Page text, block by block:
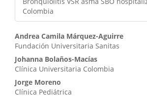
Colombia
Contenido
principal
del
artículo
Andrea Camila Márquez-Aguirre
Fundación Universitaria Sanitas
Johanna Bolaños-Macías
Clínica Universitaria Colombia
Jorge Moreno
Clínica Pediátrica